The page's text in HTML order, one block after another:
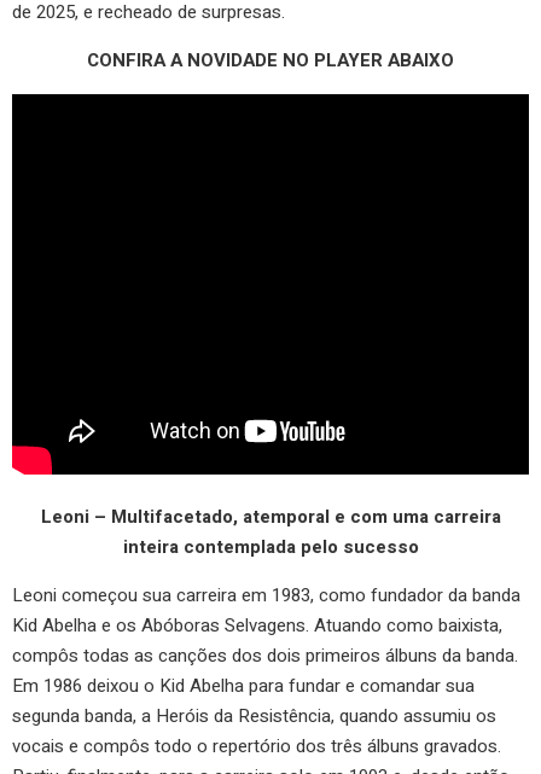
de 2025, e recheado de surpresas.
CONFIRA A NOVIDADE NO PLAYER ABAIXO
Leoni – Multifacetado, atemporal e com uma carreira
inteira contemplada pelo sucesso
Leoni começou sua carreira em 1983, como fundador da banda
Kid Abelha e os Abóboras Selvagens. Atuando como baixista,
compôs todas as canções dos dois primeiros álbuns da banda.
Em 1986 deixou o Kid Abelha para fundar e comandar sua
segunda banda, a Heróis da Resistência, quando assumiu os
vocais e compôs todo o repertório dos três álbuns gravados.